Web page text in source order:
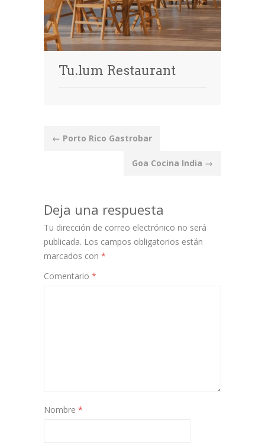
Tu.lum Restaurant
Post
← Porto Rico Gastrobar
Goa Cocina India →
Deja una respuesta
Tu dirección de correo electrónico no será
publicada. Los campos obligatorios están
marcados con *
Comentario *
Nombre *